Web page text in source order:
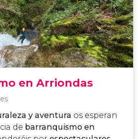
en Arriondas
y aventura os esperan
de barranquismo en